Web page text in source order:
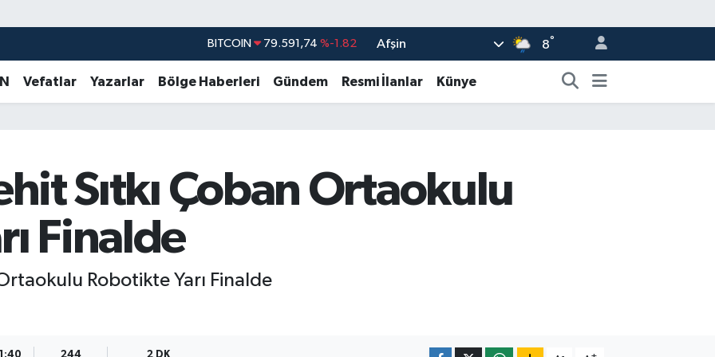
DOLAR 45,43620 %0.02
STERLİN 61,60380 %0.18
BITCOIN 79.591,74 %-1.82
Afşin 8°
Vefatlar Yazarlar Bölge Haberleri Gündem Resmi İlanlar Künye
Sıtkı Çoban Ortaokulu
Finalde
Robotikte Yarı Finalde
244 2 DK